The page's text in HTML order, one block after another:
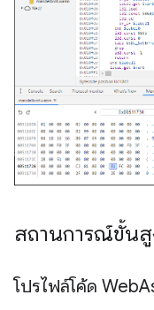
สถานการณ์ขั้นสู
โปรไฟล์โค้ด Web